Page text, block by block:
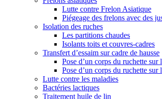
Lutte contre Frelon Asiatique
Piégeage des frelons avec des
Isolation des ruches
Les partitions chaudes
Isolants toits et couvres-cadres
Transfert d’essaim sur cadre de hausse
Pose d’un corps du ruchette sur
Pose d’un corps du ruchette sur
Lutte contre les maladies
Bactéries lactiques
Traitement huile de lin